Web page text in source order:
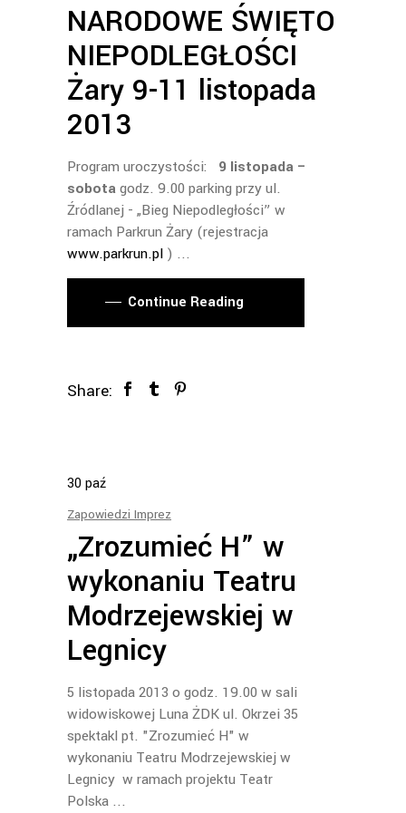
NARODOWE ŚWIĘTO
NIEPODLEGŁOŚCI
Żary 9-11 listopada
2013
Program uroczystości: 9 listopada –
sobotagodz. 9.00 parking przy ul.
Źródlanej - „Bieg Niepodległości” w
ramach Parkrun Żary (rejestracja
www.parkrun.pl )
Continue Reading
Share:
30paź
Zapowiedzi Imprez
„Zrozumieć H” w
wykonaniu Teatru
Modrzejewskiej w
Legnicy
5 listopada 2013 o godz. 19.00 w sali
widowiskowej Luna ŻDK ul. Okrzei 35
spektakl pt. "Zrozumieć H" w
wykonaniu Teatru Modrzejewskiej w
Legnicy w ramach projektu Teatr
Polska